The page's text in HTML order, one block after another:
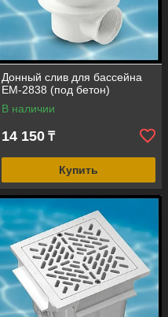
Донный слив для бассейна
EM-2838 (под бетон)
В наличии
14 150 ₸
Купить